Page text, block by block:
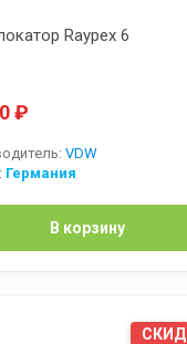
Raypex 6
₽
VDW
Германия
В корзину